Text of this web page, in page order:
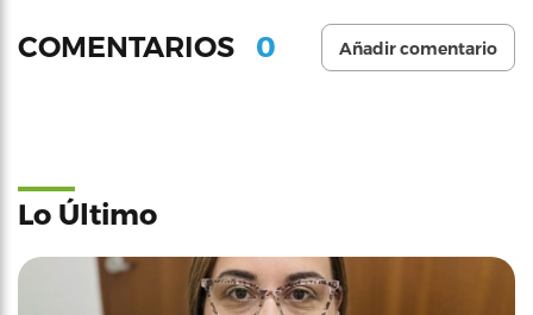
COMENTARIOS 0 Añadir comentario
Lo Último